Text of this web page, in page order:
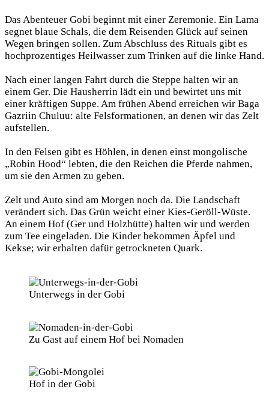
Das Abenteuer Gobi beginnt mit einer Zeremonie. Ein Lama
segnet blaue Schals, die dem Reisenden Glück auf seinen
Wegen bringen sollen. Zum Abschluss des Rituals gibt es
hochprozentiges Heilwasser zum Trinken auf die linke Hand.
Nach einer langen Fahrt durch die Steppe halten wir an
einem Ger. Die Hausherrin lädt ein und bewirtet uns mit
einer kräftigen Suppe. Am frühen Abend erreichen wir Baga
Gazriin Chuluu: alte Felsformationen, an denen wir das Zelt
aufstellen.
In den Felsen gibt es Höhlen, in denen einst mongolische
„Robin Hood“ lebten, die den Reichen die Pferde nahmen,
um sie den Armen zu geben.
Zelt und Auto sind am Morgen noch da. Die Landschaft
verändert sich. Das Grün weicht einer Kies-Geröll-Wüste.
An einem Hof (Ger und Holzhütte) halten wir und werden
zum Tee eingeladen. Die Kinder bekommen Äpfel und
Kekse; wir erhalten dafür getrockneten Quark.
Unterwegs in der Gobi
Zu Gast auf einem Hof bei Nomaden
Hof in der Gobi